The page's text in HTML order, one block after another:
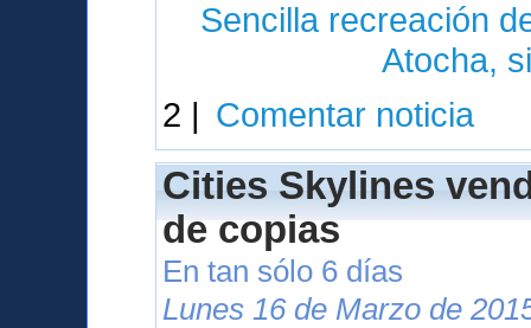
Sencilla recreación
Atocha,
2 | Comentar noticia
Cities Skylines
de copias
En tan sólo 6 días
Lunes 16 de Marzo de